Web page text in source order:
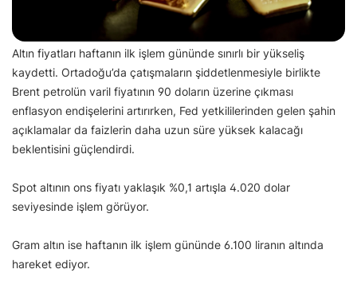
Altın fiyatları haftanın ilk işlem gününde sınırlı bir yükseliş
kaydetti. Ortadoğu’da çatışmaların şiddetlenmesiyle birlikte
Brent petrolün varil fiyatının 90 doların üzerine çıkması
enflasyon endişelerini artırırken, Fed yetkililerinden gelen şahin
açıklamalar da faizlerin daha uzun süre yüksek kalacağı
beklentisini güçlendirdi.
Spot altının ons fiyatı yaklaşık %0,1 artışla 4.020 dolar
seviyesinde işlem görüyor.
Gram altın ise haftanın ilk işlem gününde 6.100 liranın altında
hareket ediyor.